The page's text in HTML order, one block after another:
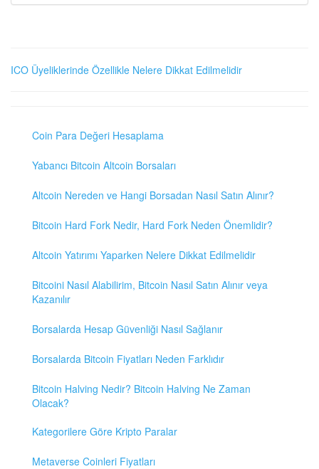
ICO Üyeliklerinde Özellikle Nelere Dikkat Edilmelidir
Coin Para Değeri Hesaplama
Yabancı Bitcoin Altcoin Borsaları
Altcoin Nereden ve Hangi Borsadan Nasıl Satın Alınır?
Bitcoin Hard Fork Nedir, Hard Fork Neden Önemlidir?
Altcoin Yatırımı Yaparken Nelere Dikkat Edilmelidir
Bitcoini Nasıl Alabilirim, Bitcoin Nasıl Satın Alınır veya
Kazanılır
Borsalarda Hesap Güvenliği Nasıl Sağlanır
Borsalarda Bitcoin Fiyatları Neden Farklıdır
Bitcoin Halving Nedir? Bitcoin Halving Ne Zaman
Olacak?
Kategorilere Göre Kripto Paralar
Metaverse Coinleri Fiyatları